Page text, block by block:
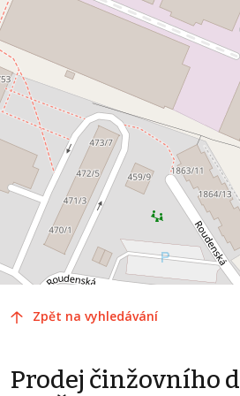
Zpět na vyhledávání
Prodej činžovního